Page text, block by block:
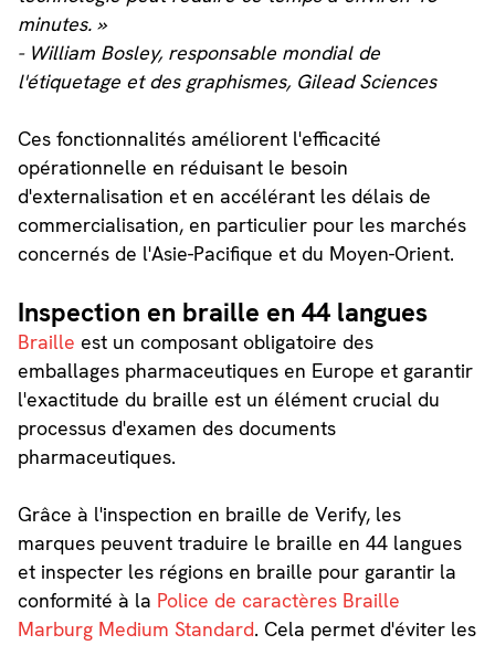
minutes. »
- William Bosley, responsable mondial de
l'étiquetage et des graphismes, Gilead Sciences
Ces fonctionnalités améliorent l'efficacité
opérationnelle en réduisant le besoin
d'externalisation et en accélérant les délais de
commercialisation, en particulier pour les marchés
concernés de l'Asie-Pacifique et du Moyen-Orient.
Inspection en braille en 44 langues
Braille est un composant obligatoire des
emballages pharmaceutiques en Europe et garantir
l'exactitude du braille est un élément crucial du
processus d'examen des documents
pharmaceutiques.
Grâce à l'inspection en braille de Verify, les
marques peuvent traduire le braille en 44 langues
et inspecter les régions en braille pour garantir la
conformité à la Police de caractères Braille
Marburg Medium Standard. Cela permet d'éviter les